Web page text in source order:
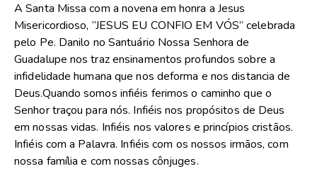
A Santa Missa com a novena em honra a Jesus
Misericordioso, “JESUS EU CONFIO EM VÓS” celebrada
pelo Pe. Danilo no Santuário Nossa Senhora de
Guadalupe nos traz ensinamentos profundos sobre a
infidelidade humana que nos deforma e nos distancia de
Deus.Quando somos infiéis ferimos o caminho que o
Senhor traçou para nós. Infiéis nos propósitos de Deus
em nossas vidas. Infiéis nos valores e princípios cristãos.
Infiéis com a Palavra. Infiéis com os nossos irmãos, com
nossa família e com nossas cônjuges.